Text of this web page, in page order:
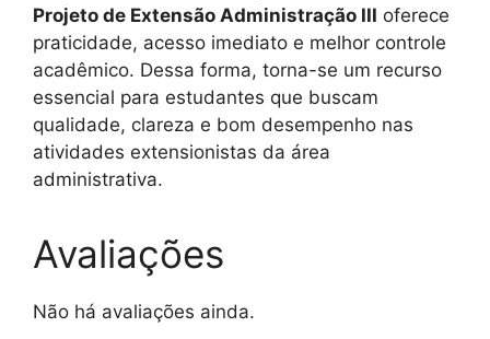
Projeto de Extensão Administração III oferece
praticidade, acesso imediato e melhor controle
acadêmico. Dessa forma, torna-se um recurso
essencial para estudantes que buscam
qualidade, clareza e bom desempenho nas
atividades extensionistas da área
administrativa.
Avaliações
Não há avaliações ainda.